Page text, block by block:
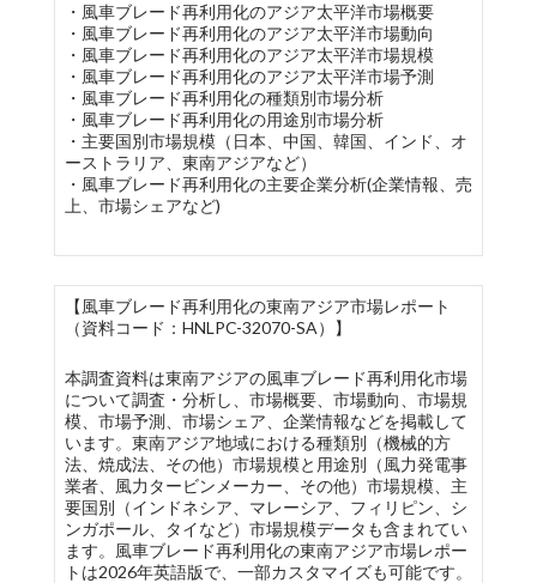
・風車ブレード再利用化のアジア太平洋市場概要
・風車ブレード再利用化のアジア太平洋市場動向
・風車ブレード再利用化のアジア太平洋市場規模
・風車ブレード再利用化のアジア太平洋市場予測
・風車ブレード再利用化の種類別市場分析
・風車ブレード再利用化の用途別市場分析
・主要国別市場規模（日本、中国、韓国、インド、オ
ーストラリア、東南アジアなど）
・風車ブレード再利用化の主要企業分析(企業情報、売
上、市場シェアなど)
【風車ブレード再利用化の東南アジア市場レポート
（資料コード：HNLPC-32070-SA）】
本調査資料は東南アジアの風車ブレード再利用化市場
について調査・分析し、市場概要、市場動向、市場規
模、市場予測、市場シェア、企業情報などを掲載して
います。東南アジア地域における種類別（機械的方
法、焼成法、その他）市場規模と用途別（風力発電事
業者、風力タービンメーカー、その他）市場規模、主
要国別（インドネシア、マレーシア、フィリピン、シ
ンガポール、タイなど）市場規模データも含まれてい
ます。風車ブレード再利用化の東南アジア市場レポー
トは2026年英語版で、一部カスタマイズも可能です。